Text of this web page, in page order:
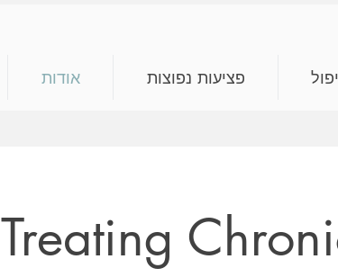
אודות פציעות נפוצות
Treating